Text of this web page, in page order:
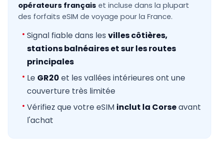
opérateurs français et incluse dans la plupart
des forfaits eSIM de voyage pour la France.
Signal fiable dans les villes côtières,
stations balnéaires et sur les routes
principales
Le GR20 et les vallées intérieures ont une
couverture très limitée
Vérifiez que votre eSIM inclut la Corseavant
l'achat